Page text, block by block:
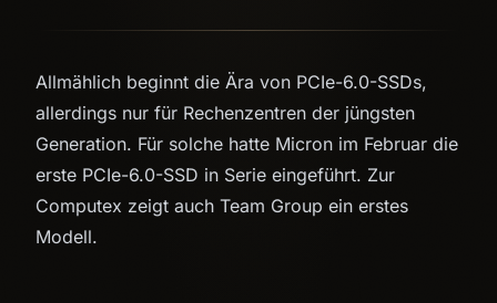
Allmählich beginnt die Ära von PCIe-6.0-SSDs,
allerdings nur für Rechenzentren der jüngsten
Generation. Für solche hatte Micron im Februar die
erste PCIe-6.0-SSD in Serie eingeführt. Zur
Computex zeigt auch Team Group ein erstes
Modell.